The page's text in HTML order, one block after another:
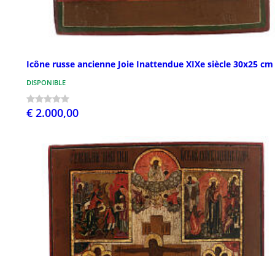
Icône russe ancienne Joie Inattendue XIXe siècle 30x25 cm
DISPONIBLE
€ 2.000,00